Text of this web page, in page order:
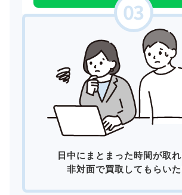
日中にまとまった時間が取れ
非対面で買取してもらいた